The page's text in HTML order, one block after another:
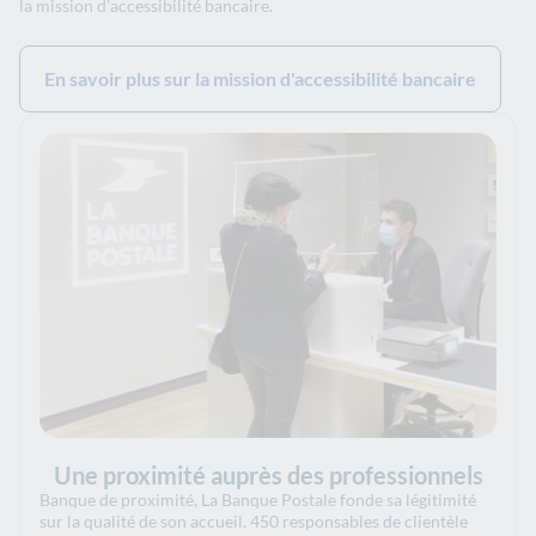
la mission d’accessibilité bancaire.
En savoir plus sur la mission d'accessibilité bancaire
Une proximité auprès des professionnels
Banque de proximité, La Banque Postale fonde sa légitimité
sur la qualité de son accueil. 450 responsables de clientèle